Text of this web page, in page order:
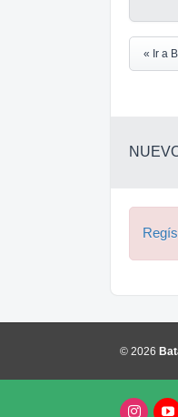
« Ir a
© 2026